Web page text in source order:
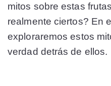
mitos sobre estas
realmente ciertos? En
exploraremos estos
verdad detrás de ellos.